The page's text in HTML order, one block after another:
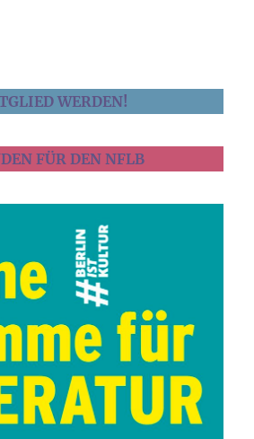
WERDEN!
FÜR DEN NFLB